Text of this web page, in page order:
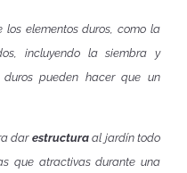
elementos duros, como la
incluyendo la siembra y
duros pueden hacer que un
dar estructuraal jardín todo
que atractivas durante una